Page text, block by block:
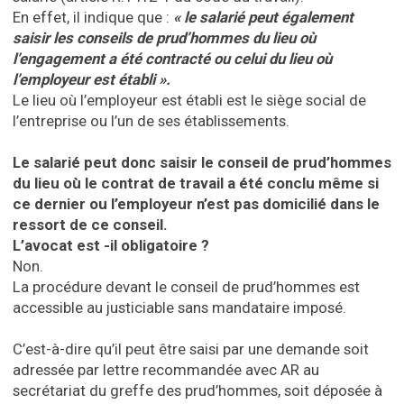
En effet, il indique que : « le salarié peut également
saisir les conseils de prud’hommes du lieu où
l’engagement a été contracté ou celui du lieu où
l’employeur est établi ».
Le lieu où l’employeur est établi est le siège social de
l’entreprise ou l’un de ses établissements.
Le salarié peut donc saisir le conseil de prud’hommes
du lieu où le contrat de travail a été conclu même si
ce dernier ou l’employeur n’est pas domicilié dans le
ressort de ce conseil.
L’avocat est -il obligatoire ?
Non.
La procédure devant le conseil de prud’hommes est
accessible au justiciable sans mandataire imposé.
C’est-à-dire qu’il peut être saisi par une demande soit
adressée par lettre recommandée avec AR au
secrétariat du greffe des prud’hommes, soit déposée à